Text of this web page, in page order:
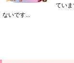
てい
ないです...